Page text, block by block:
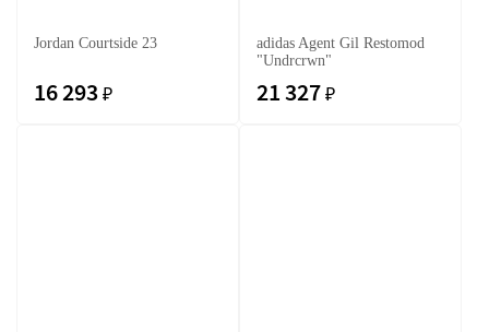
Jordan Courtside 23
16 293 ₽
adidas Agent Gil Restomod
"Undrcrwn"
21 327 ₽